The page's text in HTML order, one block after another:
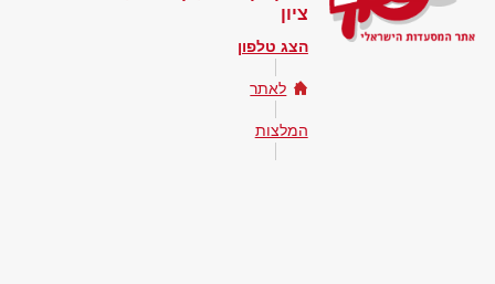
ציון
הצג טלפון
לאתר
המלצות